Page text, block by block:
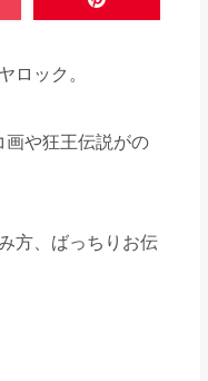
ロック。
画や狂王伝説がの
方、ばっちりお伝